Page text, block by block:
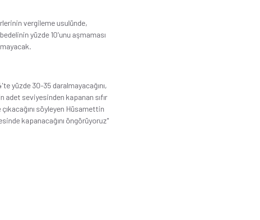
vergileme usulünde,
yüzde 10'unu aşmaması
yüzde 30-35 daralmayacağını,
adet seviyesinden kapanan sıfır
söyleyen Hüsamettin
kapanacağını öngörüyoruz"